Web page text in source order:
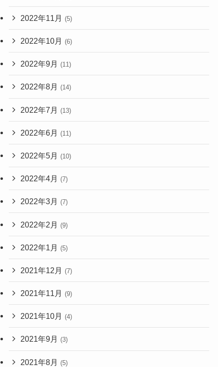
2022年11月 (5)
2022年10月 (6)
2022年9月 (11)
2022年8月 (14)
2022年7月 (13)
2022年6月 (11)
2022年5月 (10)
2022年4月 (7)
2022年3月 (7)
2022年2月 (9)
2022年1月 (5)
2021年12月 (7)
2021年11月 (9)
2021年10月 (4)
2021年9月 (3)
2021年8月 (5)